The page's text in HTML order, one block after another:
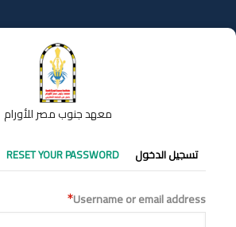
إلى
المحتوى
معهد جنوب مصر للأورام
التبويبات
الأساسية
تسجيل الدخول RESET YOUR PASSWORD
Username or email address